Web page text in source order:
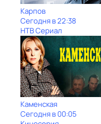
Карпов
Сегодня в 22:38
НТВ Сериал
Каменская
Сегодня в 00:05